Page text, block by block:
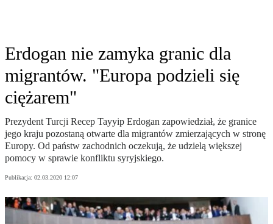
Erdogan nie zamyka granic dla
migrantów. "Europa podzieli się
ciężarem"
Prezydent Turcji Recep Tayyip Erdogan zapowiedział, że granice
jego kraju pozostaną otwarte dla migrantów zmierzających w stronę
Europy. Od państw zachodnich oczekują, że udzielą większej
pomocy w sprawie konfliktu syryjskiego.
Publikacja: 02.03.2020 12:07